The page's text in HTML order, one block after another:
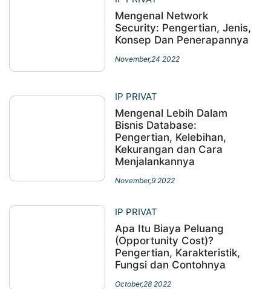
Mengenal Network
Security: Pengertian, Jenis,
Konsep Dan Penerapannya
November,24 2022
IP PRIVAT
Mengenal Lebih Dalam
Bisnis Database:
Pengertian, Kelebihan,
Kekurangan dan Cara
Menjalankannya
November,9 2022
IP PRIVAT
Apa Itu Biaya Peluang
(Opportunity Cost)?
Pengertian, Karakteristik,
Fungsi dan Contohnya
October,28 2022